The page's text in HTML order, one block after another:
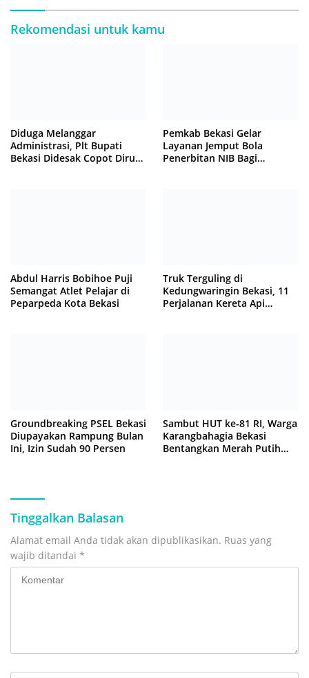
Rekomendasi untuk kamu
Diduga Melanggar
Administrasi, Plt Bupati
Bekasi Didesak Copot Dirum
Pemkab Bekasi Gelar
Layanan Jemput Bola
Penerbitan NIB Bagi
Abdul Harris Bobihoe Puji
Semangat Atlet Pelajar di
Peparpeda Kota Bekasi
Truk Terguling di
Kedungwaringin Bekasi, 11
Perjalanan Kereta Api
Groundbreaking PSEL Bekasi
Diupayakan Rampung Bulan
Ini, Izin Sudah 90 Persen
Sambut HUT ke-81 RI, Warga
Karangbahagia Bekasi
Bentangkan Merah Putih
Tinggalkan Balasan
Alamat email Anda tidak akan dipublikasikan. Ruas yang
wajib ditandai *